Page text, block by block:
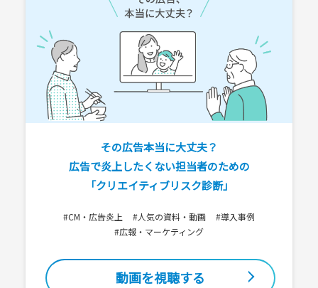
その広告本当に大丈夫？
広告で炎上したくない担当者のための
「クリエイティブリスク診断」
#CM・広告炎上 #人気の資料・動画
#導入事例
#広報・マーケティング
動画を視聴する